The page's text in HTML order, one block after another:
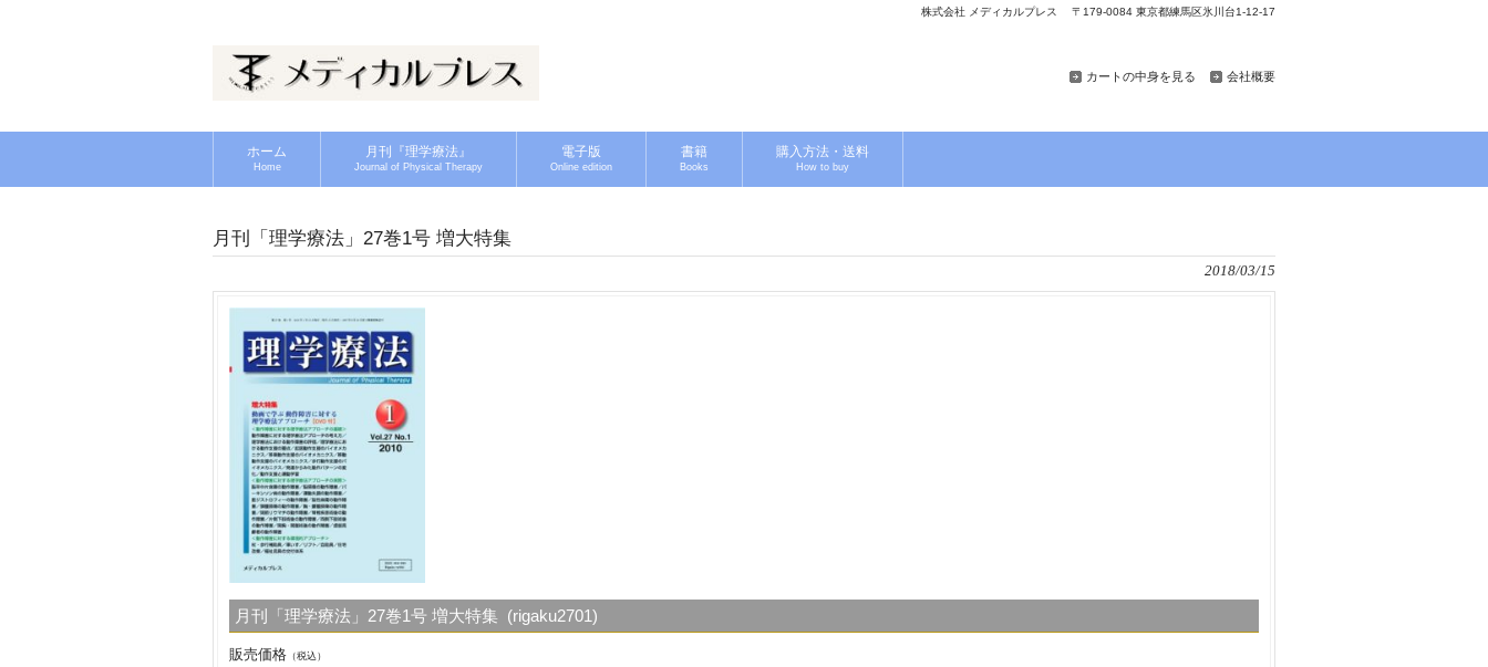
株式会社 メディカルプレス 〒179-0084 東京都練馬区氷川台1-12-17
カートの中身を見る 会社概要
ホーム
Home
月刊『理学療法』
Journal of Physical Therapy
電子版
Online edition
書籍
Books
購入方法・送料
How to buy
月刊「理学療法」27巻1号 増大特集
2018/03/15
月刊「理学療法」27巻1号 増大特集 (rigaku2701)
販売価格 （税込）